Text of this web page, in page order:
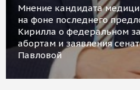
Мнение кандидата
на фоне последнего
Кирилла о федеральном
абортам и заявления
Павловой